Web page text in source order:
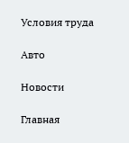
Условия труда
Авто
Новости
Главная